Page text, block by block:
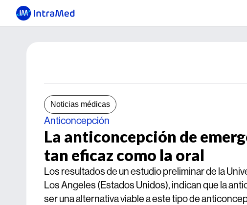
Noticias médicas
Anticoncepción
La anticoncepción de
tan eficaz como la oral
Los resultados de un estudio preliminar de la
Los Angeles (Estados Unidos), indican que la
ser una alternativa viable a este tipo de